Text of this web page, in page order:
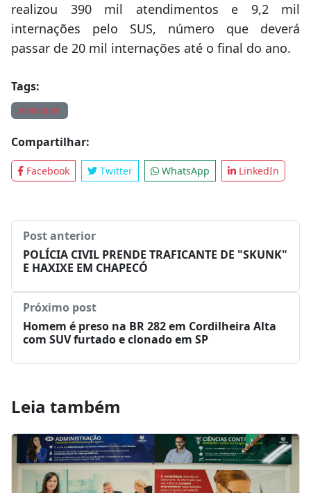
realizou 390 mil atendimentos e 9,2 mil
internações pelo SUS, número que deverá
passar de 20 mil internações até o final do ano.
Tags:
destaques
Compartilhar:
Facebook Twitter WhatsApp LinkedIn
Post anterior
POLÍCIA CIVIL PRENDE TRAFICANTE DE "SKUNK"
E HAXIXE EM CHAPECÓ
Próximo post
Homem é preso na BR 282 em Cordilheira Alta
com SUV furtado e clonado em SP
Leia também